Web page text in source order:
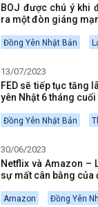
BOJ được chú ý khi
ra một đòn giáng
Đồng Yên Nhật Bản
13/07/2023
FED sẽ tiếp tục tăng
yên Nhật 6 tháng
Đồng Yên Nhật Bản
30/06/2023
Netflix và Amazon –
sự mất cân bằng của
Amazon Đồng Yên